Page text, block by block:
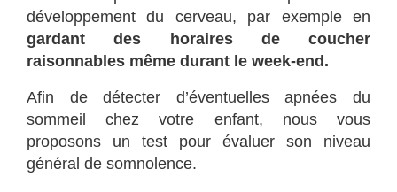
développement du cerveau, par exemple en
gardant des horaires de coucher
raisonnables même durant le week-end.
Afin de détecter d’éventuelles apnées du
sommeil chez votre enfant, nous vous
proposons un test pour évaluer son niveau
général de somnolence.